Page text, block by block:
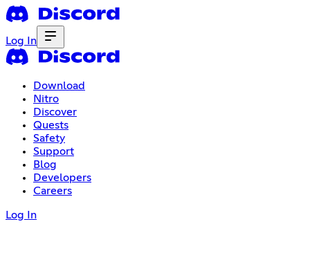
Log In
Download
Nitro
Discover
Quests
Safety
Support
Blog
Developers
Careers
Log In